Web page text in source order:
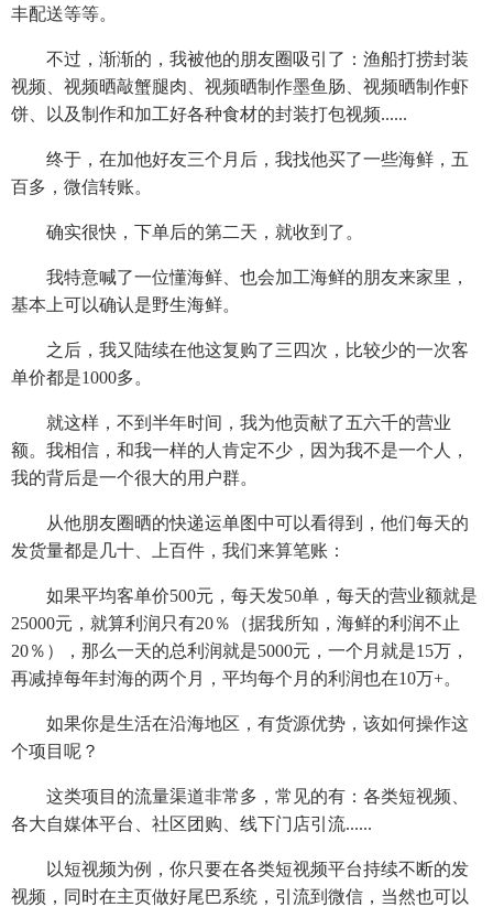
丰配送等等。
不过，渐渐的，我被他的朋友圈吸引了：渔船打捞封装
视频、视频晒敲蟹腿肉、视频晒制作墨鱼肠、视频晒制作虾
饼、以及制作和加工好各种食材的封装打包视频......
终于，在加他好友三个月后，我找他买了一些海鲜，五
百多，微信转账。
确实很快，下单后的第二天，就收到了。
我特意喊了一位懂海鲜、也会加工海鲜的朋友来家里，
基本上可以确认是野生海鲜。
之后，我又陆续在他这复购了三四次，比较少的一次客
单价都是1000多。
就这样，不到半年时间，我为他贡献了五六千的营业
额。我相信，和我一样的人肯定不少，因为我不是一个人，
我的背后是一个很大的用户群。
从他朋友圈晒的快递运单图中可以看得到，他们每天的
发货量都是几十、上百件，我们来算笔账：
如果平均客单价500元，每天发50单，每天的营业额就是
25000元，就算利润只有20％（据我所知，海鲜的利润不止
20％），那么一天的总利润就是5000元，一个月就是15万，
再减掉每年封海的两个月，平均每个月的利润也在10万+。
如果你是生活在沿海地区，有货源优势，该如何操作这
个项目呢？
这类项目的流量渠道非常多，常见的有：各类短视频、
各大自媒体平台、社区团购、线下门店引流......
以短视频为例，你只要在各类短视频平台持续不断的发
视频，同时在主页做好尾巴系统，引流到微信，当然也可以